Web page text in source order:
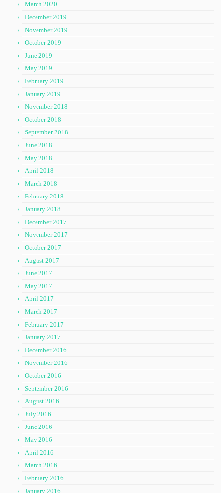
March 2020
December 2019
November 2019
October 2019
June 2019
May 2019
February 2019
January 2019
November 2018
October 2018
September 2018
June 2018
May 2018
April 2018
March 2018
February 2018
January 2018
December 2017
November 2017
October 2017
August 2017
June 2017
May 2017
April 2017
March 2017
February 2017
January 2017
December 2016
November 2016
October 2016
September 2016
August 2016
July 2016
June 2016
May 2016
April 2016
March 2016
February 2016
January 2016